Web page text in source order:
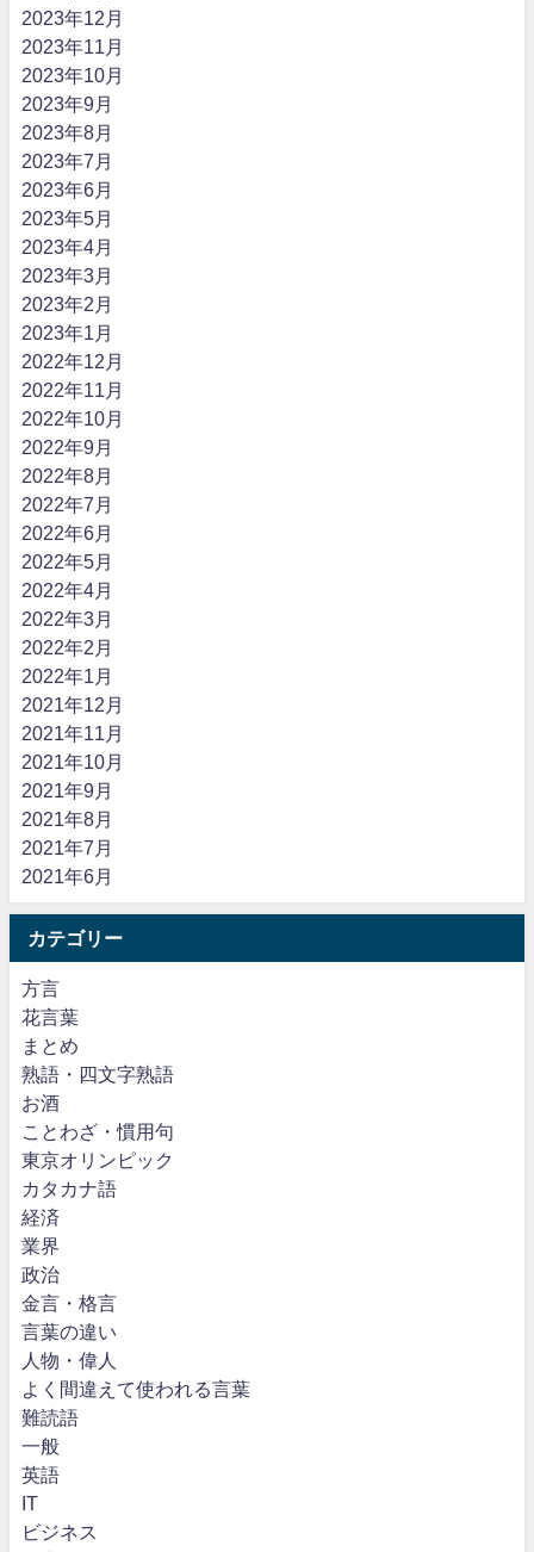
2023年12月
2023年11月
2023年10月
2023年9月
2023年8月
2023年7月
2023年6月
2023年5月
2023年4月
2023年3月
2023年2月
2023年1月
2022年12月
2022年11月
2022年10月
2022年9月
2022年8月
2022年7月
2022年6月
2022年5月
2022年4月
2022年3月
2022年2月
2022年1月
2021年12月
2021年11月
2021年10月
2021年9月
2021年8月
2021年7月
2021年6月
カテゴリー
方言
花言葉
まとめ
熟語・四文字熟語
お酒
ことわざ・慣用句
東京オリンピック
カタカナ語
経済
業界
政治
金言・格言
言葉の違い
人物・偉人
よく間違えて使われる言葉
難読語
一般
英語
IT
ビジネス